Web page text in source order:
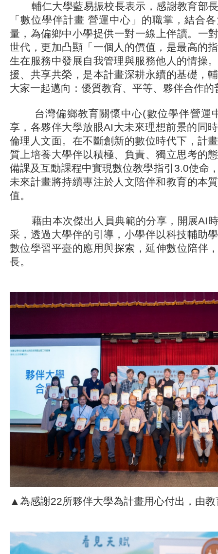
輔仁大學藍易振校長表示，感謝教育部長
「數位學伴計畫 營運中心」的職掌，結合
量，為偏鄉中小學提供一對一線上伴讀。一
世代，更加凸顯「一個人的價值，是最高的
生在服務中發展自我管理與服務他人的情操
援、共享共榮，是本計畫深耕永續的基礎，
大家一起邁向：優質教育、平等、夥伴合作的
台灣偏鄉教育關懷中心(數位學伴營運
享，各夥伴大學放眼AI大未來理想前景的同
倫理人文面。在不斷創新的數位時代下，計
質上培養大學伴以積極、負責、獨立思考的
備課及互動課程中實現數位教學指引3.0使命
未來計畫將持續專注於人文陪伴和教育的本
值。
藉由本次傑出人員典範的分享，開展AI時
采，透過大學伴的引導，小學伴以科技輔助
數位學習平臺的應用與探索，延伸數位陪伴
長。
▲為感謝22所夥伴大學為計畫用心付出，由